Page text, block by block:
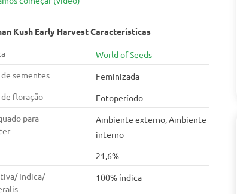
Kush Early Harvest Características
World of Seeds
sementes
Feminizada
floração
Fotoperíodo
para
Ambiente externo, Ambiente
interno
21,6%
Indica/
100% índica
um forte sabor de haxixe que lembra madeira
daninha, deixe-a fumar em casa à noite.